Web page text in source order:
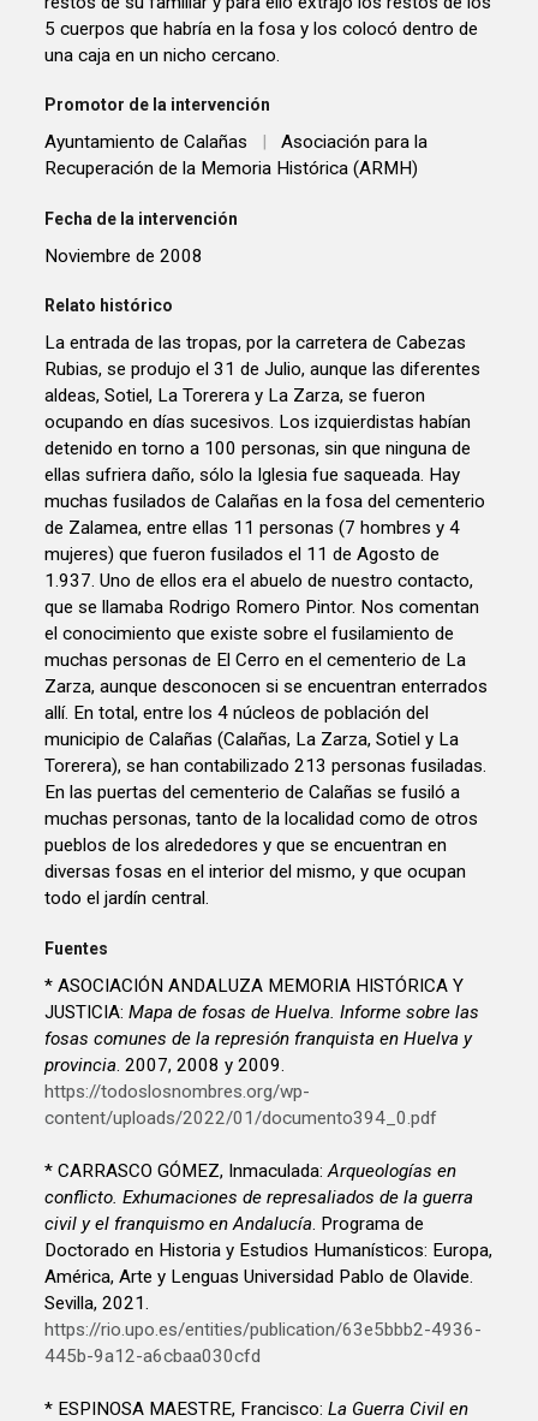
5 cuerpos que habría en la fosa y los colocó dentro de
una caja en un nicho cercano.
Promotor de la intervención
Ayuntamiento de Calañas
Asociación para la
Recuperación de la Memoria Histórica (ARMH)
Fecha de la intervención
Noviembre de 2008
Relato histórico
La entrada de las tropas, por la carretera de Cabezas
Rubias, se produjo el 31 de Julio, aunque las diferentes
aldeas, Sotiel, La Torerera y La Zarza, se fueron
ocupando en días sucesivos. Los izquierdistas habían
detenido en torno a 100 personas, sin que ninguna de
ellas sufriera daño, sólo la Iglesia fue saqueada. Hay
muchas fusilados de Calañas en la fosa del cementerio
de Zalamea, entre ellas 11 personas (7 hombres y 4
mujeres) que fueron fusilados el 11 de Agosto de
1.937. Uno de ellos era el abuelo de nuestro contacto,
que se llamaba Rodrigo Romero Pintor. Nos comentan
el conocimiento que existe sobre el fusilamiento de
muchas personas de El Cerro en el cementerio de La
Zarza, aunque desconocen si se encuentran enterrados
allí. En total, entre los 4 núcleos de población del
municipio de Calañas (Calañas, La Zarza, Sotiel y La
Torerera), se han contabilizado 213 personas fusiladas.
En las puertas del cementerio de Calañas se fusiló a
muchas personas, tanto de la localidad como de otros
pueblos de los alrededores y que se encuentran en
diversas fosas en el interior del mismo, y que ocupan
todo el jardín central.
Fuentes
* ASOCIACIÓN ANDALUZA MEMORIA HISTÓRICA Y
JUSTICIA:Mapa de fosas de Huelva. Informe sobre las
fosas comunes de la represión franquista en Huelva y
provincia . 2007, 2008 y 2009.
https://todoslosnombres.org/wp-
content/uploads/2022/01/documento394_0.pdf
* CARRASCO GÓMEZ, Inmaculada:Arqueologías en
conflicto. Exhumaciones de represaliados de la guerra
civil y el franquismo en Andalucía . Programa de
Doctorado en Historia y Estudios Humanísticos: Europa,
América, Arte y Lenguas Universidad Pablo de Olavide.
Sevilla, 2021.
https://rio.upo.es/entities/publication/63e5bbb2-4936-
445b-9a12-a6cbaa030cfd
* ESPINOSA MAESTRE, Francisco:La Guerra Civil en